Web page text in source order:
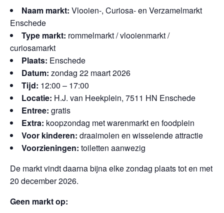
Naam markt: Vlooien-, Curiosa- en Verzamelmarkt
Enschede
Type markt: rommelmarkt / vlooienmarkt /
curiosamarkt
Plaats: Enschede
Datum: zondag 22 maart 2026
Tijd: 12:00 – 17:00
Locatie: H.J. van Heekplein, 7511 HN Enschede
Entree: gratis
Extra: koopzondag met warenmarkt en foodplein
Voor kinderen: draaimolen en wisselende attractie
Voorzieningen: toiletten aanwezig
De markt vindt daarna bijna elke zondag plaats tot en met
20 december 2026.
Geen markt op: